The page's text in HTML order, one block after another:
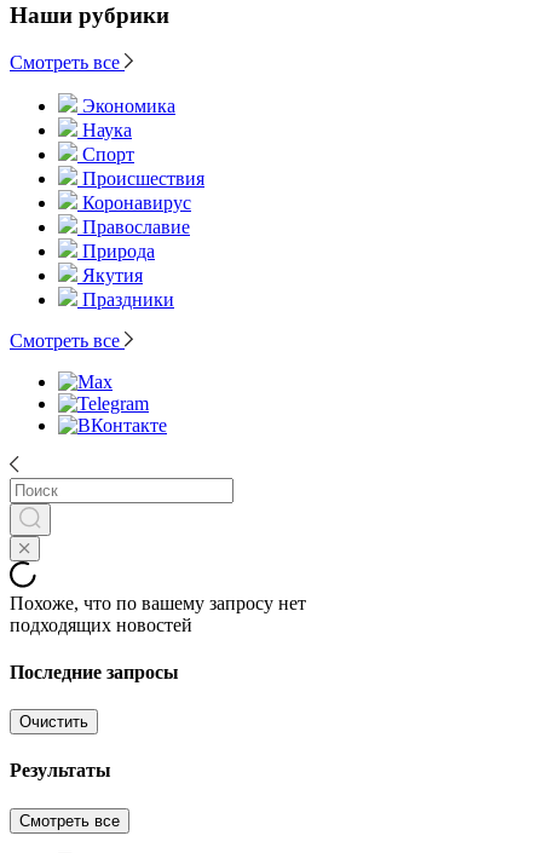
Наши рубрики
Смотреть все
Экономика
Наука
Спорт
Происшествия
Коронавирус
Православие
Природа
Якутия
Праздники
Смотреть все
Похоже, что по вашему запросу нет
подходящих новостей
Последние запросы
Очистить
Результаты
Смотреть все